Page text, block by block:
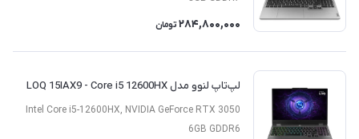
284,800,000 تومان
لپ‌تاپ لنوو مدل LOQ 15IAX9 - Core i5 12600HX
Intel Core i5-12600HX, NVIDIA GeForce RTX 3050
6GB GDDR6